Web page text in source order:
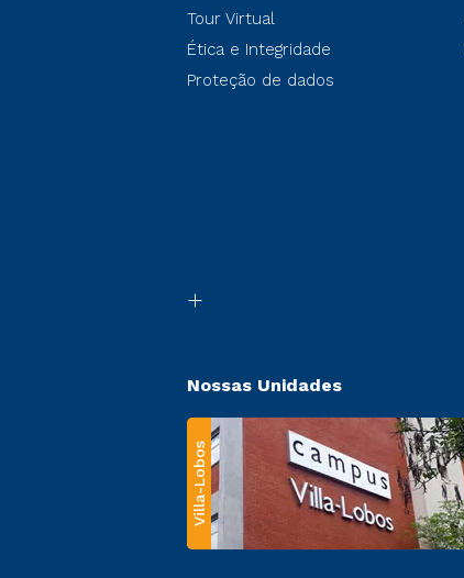
Tour Virtual
Ética e Integridade
Proteção de dados
Nossas Unidades
Villa-Lobos